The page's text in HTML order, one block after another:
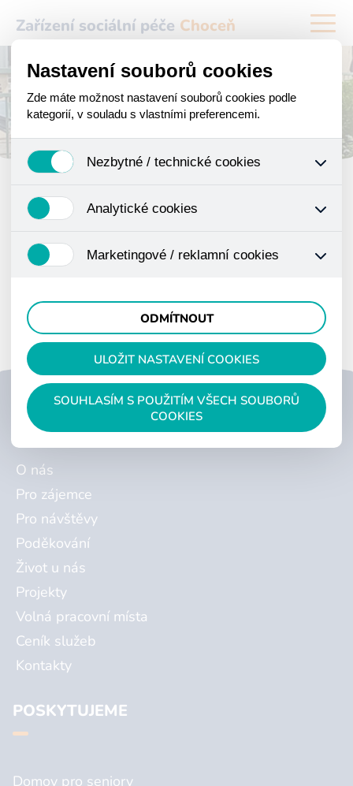
Zařízení sociální péče Choceň
ZSP CHOCEŇ
O nás
Pro zájemce
Pro návštěvy
Poděkování
Život u nás
Projekty
Volná pracovní místa
Ceník služeb
Kontakty
POSKYTUJEME
Domov pro seniory
Nastavení souborů cookies
Zde máte možnost nastavení souborů cookies podle
kategorií, v souladu s vlastními preferencemi.
Nezbytné / technické cookies
správnému chování našich webových stránek a
produktů v nákupním košíku, ovládání filtrů a také
nastavení souhlasu s uživáním cookies. Pro tyto
Analytické cookies
společnosti Google Inc., která následně tato data
přiřadit konkrétnímu uživateli. Proto nedokážeme
zjistit navštívené odkazy, prohlížené zboží apod.
Marketingové / reklamní cookies
marketingové kampaně.
ODMÍTNOUT
ULOŽIT NASTAVENÍ COOKIES
SOUHLASÍM S POUŽITÍM VŠECH SOUBORŮ
COOKIES